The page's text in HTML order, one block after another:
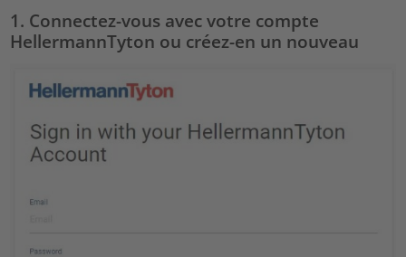
1. Connectez-vous avec votre compte
HellermannTyton ou créez-en un nouveau